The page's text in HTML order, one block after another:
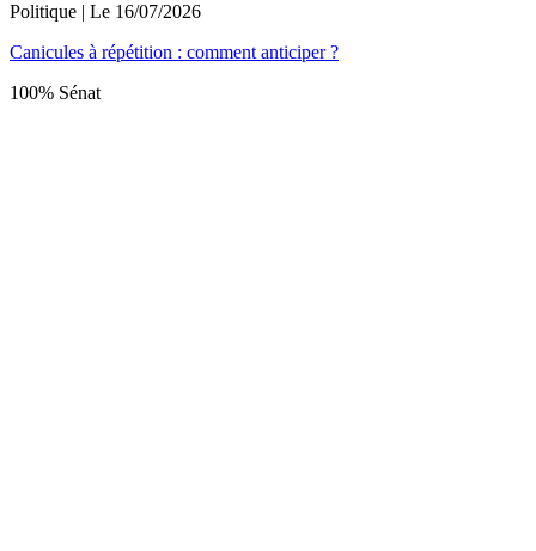
Politique | Le 16/07/2026
Canicules à répétition : comment anticiper ?
100% Sénat